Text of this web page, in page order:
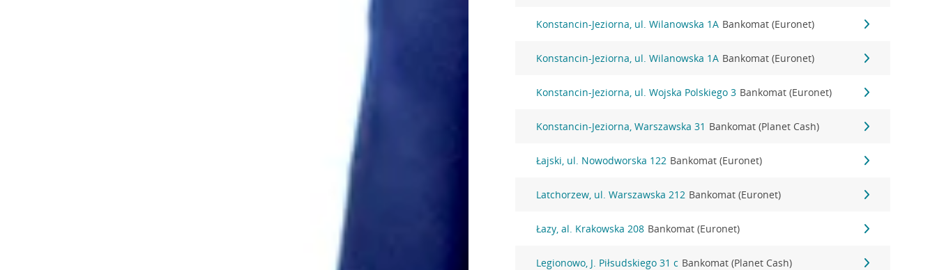
Konstancin-Jeziorna, ul. Wilanowska 1A Bankomat (Euronet)
Konstancin-Jeziorna, ul. Wilanowska 1A Bankomat (Euronet)
Konstancin-Jeziorna, ul. Wojska Polskiego 3 Bankomat (Euronet)
Konstancin-Jeziorna, Warszawska 31 Bankomat (Planet Cash)
Łajski, ul. Nowodworska 122 Bankomat (Euronet)
Latchorzew, ul. Warszawska 212 Bankomat (Euronet)
Łazy, al. Krakowska 208 Bankomat (Euronet)
Legionowo, J. Piłsudskiego 31 c Bankomat (Planet Cash)